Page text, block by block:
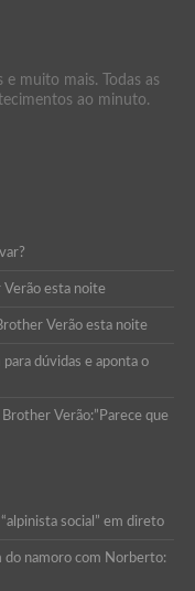
muito mais. Todas as
ao minuto.
Verão esta noite
Verão esta noite
dúvidas e aponta o
Brother Verão:”Parece que
social” em direto
do namoro com Norberto: